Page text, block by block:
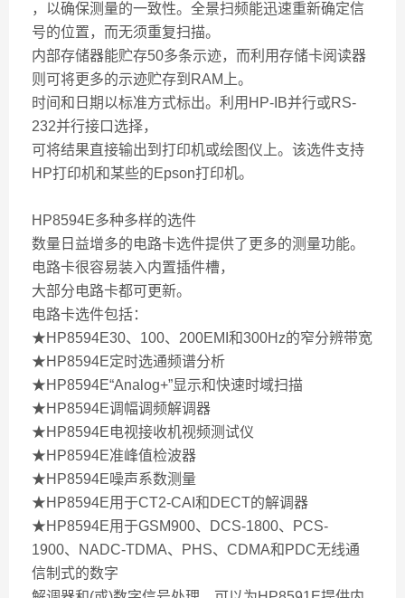
，以确保测量的一致性。全景扫频能迅速重新确定信
号的位置，而无须重复扫描。
内部存储器能贮存50多条示迹，而利用存储卡阅读器
则可将更多的示迹贮存到RAM上。
时间和日期以标准方式标出。利用HP-IB并行或RS-
232并行接口选择，
可将结果直接输出到打印机或绘图仪上。该选件支持
HP打印机和某些的Epson打印机。
HP8594E多种多样的选件
数量日益增多的电路卡选件提供了更多的测量功能。
电路卡很容易装入内置插件槽，
大部分电路卡都可更新。
电路卡选件包括：
★HP8594E30、100、200EMI和300Hz的窄分辨带宽
★HP8594E定时选通频谱分析
★HP8594E“Analog+”显示和快速时域扫描
★HP8594E调幅调频解调器
★HP8594E电视接收机视频测试仪
★HP8594E准峰值检波器
★HP8594E噪声系数测量
★HP8594E用于CT2-CAI和DECT的解调器
★HP8594E用于GSM900、DCS-1800、PCS-
1900、NADC-TDMA、PHS、CDMA和PDC无线通
信制式的数字